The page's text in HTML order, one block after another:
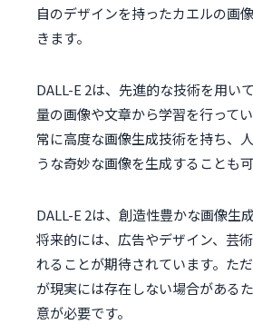
自のデザインを持ったカエルの画
きます。
DALL-E 2は、先進的な技術を用い
量の画像や文章から学習を行って
常に高度な画像生成技術を持ち、
うな奇妙な画像を生成することも可
DALL-E 2は、創造性豊かな画像生
将来的には、広告やデザイン、芸
れることが期待されています。た
が現実には存在しない場合がある
意が必要です。